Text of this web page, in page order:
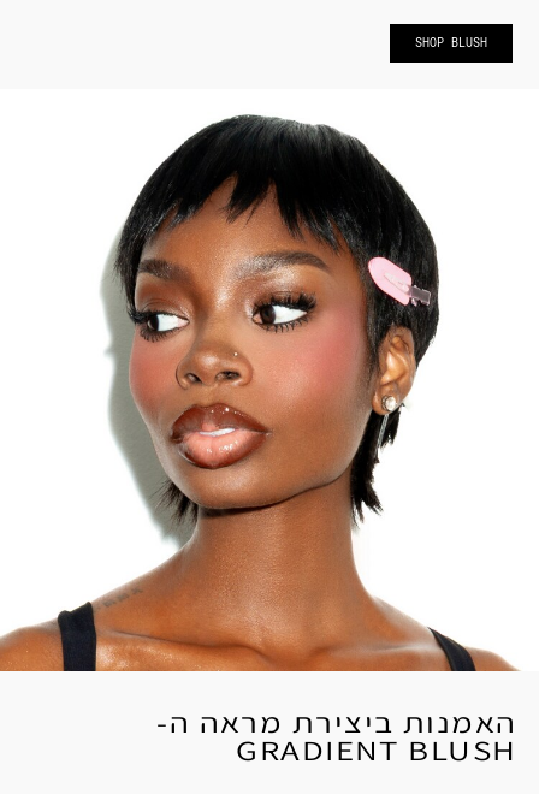
SHOP BLUSH
האמנות ביצירת מראה ה-
GRADIENT BLUSH